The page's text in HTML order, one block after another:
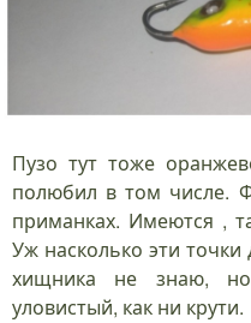
Пузо тут тоже
полюбил в том числе.
приманках. Имеются ,
Уж насколько эти
хищника не знаю,
уловистый, как ни крути.